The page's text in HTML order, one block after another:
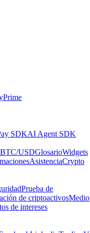
Prime
SDKAI Agent SDK
USDGlosarioWidgets
AsistenciaCrypto
Prueba de
de criptoactivosMedio
de intereses